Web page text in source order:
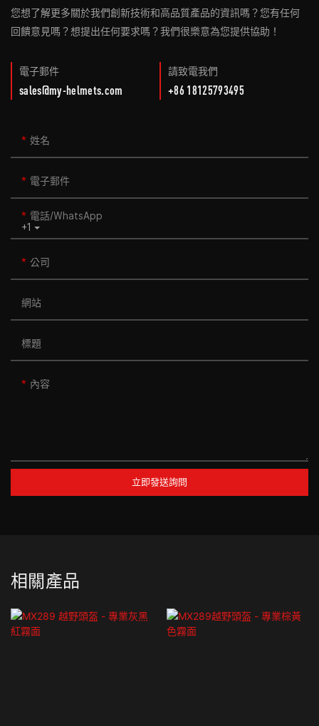
您想了解更多關於我們創新技術和高品質產品的資訊嗎？您有任何
回饋意見嗎？想提出任何要求嗎？我們很樂意為您提供協助！
電子郵件
sales@my-helmets.com
請致電我們
+86 18125793495
姓名
電子郵件
+1
電話/WhatsApp
公司
網站
標題
內容
立即發送詢問
相關產品